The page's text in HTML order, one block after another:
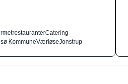
Catering
KommuneVærløseJonstrup